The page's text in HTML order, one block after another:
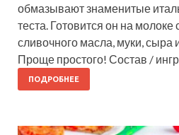
обмазывают знаменитые
теста. Готовится он на
сливочного масла, муки, сыра
Проще простого! Состав /
ПОДРОБНЕЕ